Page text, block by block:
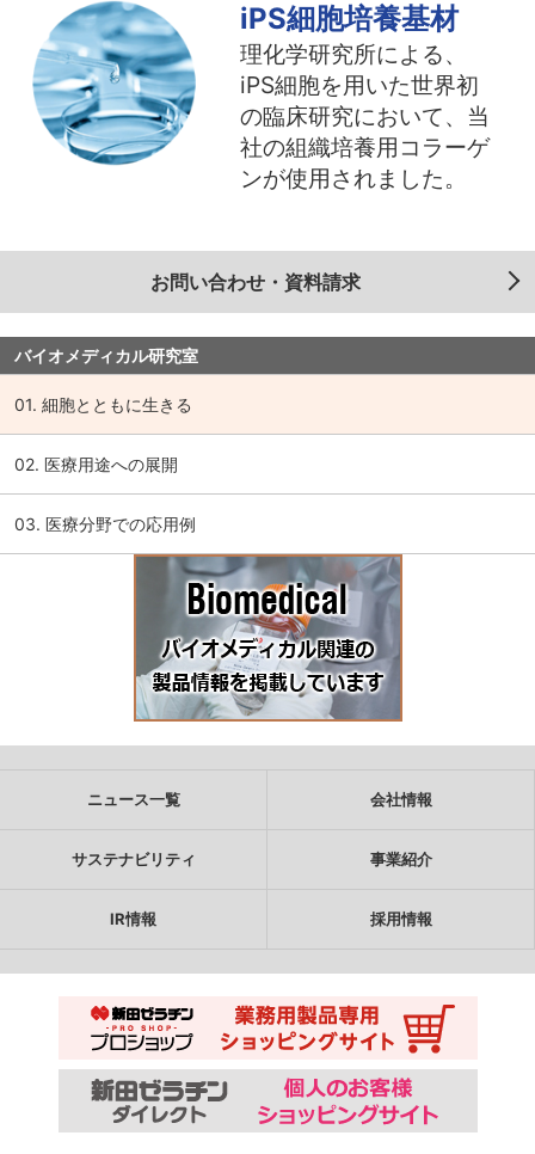
バイオメディカル研究室
01. 細胞とともに生きる
02. 医療用途への展開
03. 医療分野での応用例
iPS細胞培養基材
理化学研究所による、
iPS細胞を用いた世界初
の臨床研究において、当
社の組織培養用コラーゲ
ンが使用されました。
お問い合わせ・資料請求
ニュース一覧 会社情報
サステナビリティ 事業紹介
IR情報 採用情報